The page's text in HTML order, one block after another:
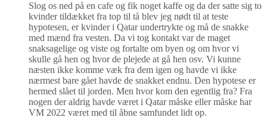
Slog os ned på en cafe og fik noget kaffe og da der satte sig to
kvinder tildækket fra top til tå blev jeg nødt til at teste
hypotesen, er kvinder i Qatar undertrykte og må de snakke
med mænd fra vesten. Da vi tog kontakt var de maget
snaksagelige og viste og fortalte om byen og om hvor vi
skulle gå hen og hvor de plejede at gå hen osv. Vi kunne
næsten ikke komme væk fra dem igen og havde vi ikke
nærmest bare gået havde de snakket endnu. Den hypotese er
hermed slået til jorden. Men hvor kom den egentlig fra? Fra
nogen der aldrig havde været i Qatar måske eller måske har
VM 2022 været med til åbne samfundet lidt op.